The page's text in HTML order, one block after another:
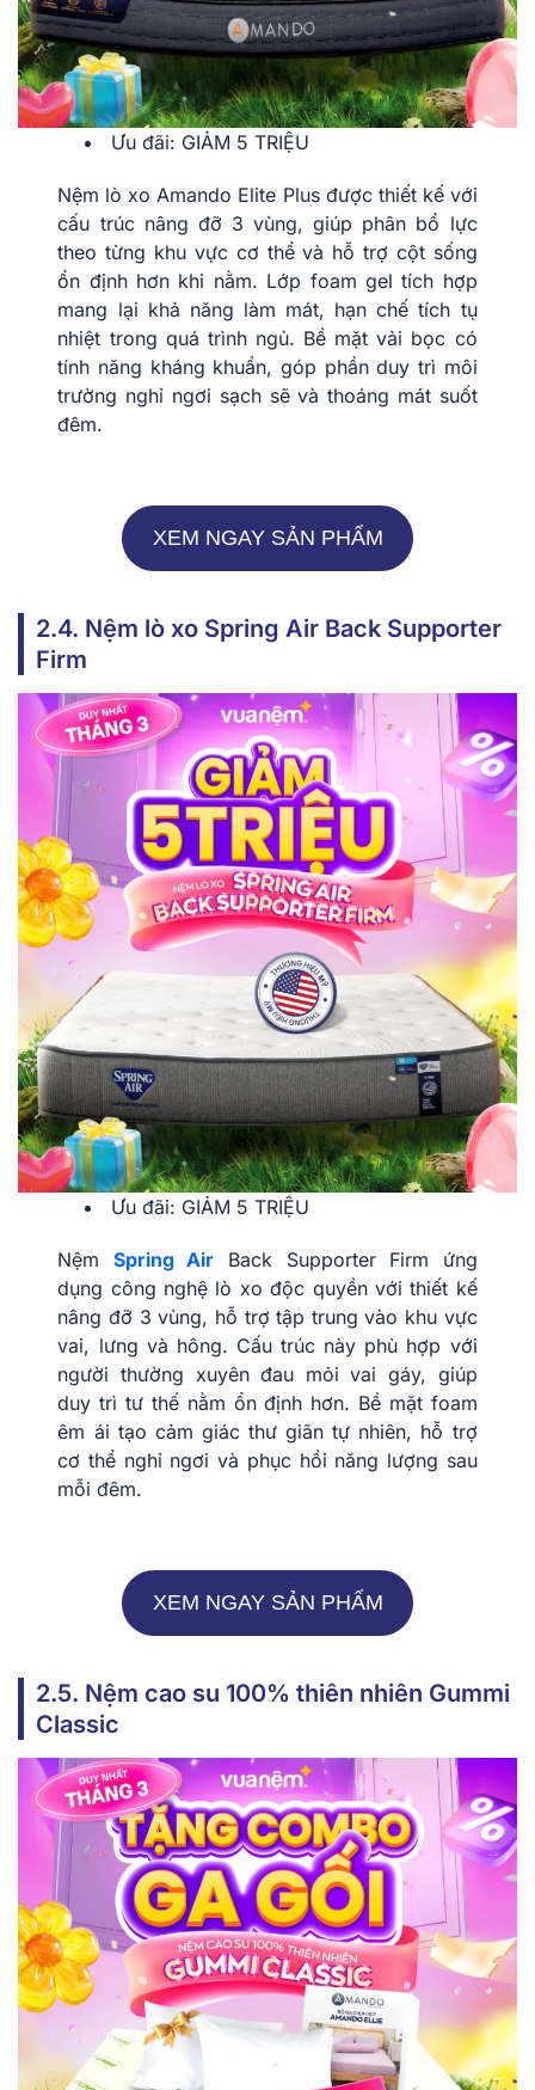
Ưu đãi: GIẢM 5 TRIỆU
Nệm lò xo Amando Elite Plus được thiết kế với
cấu trúc nâng đỡ 3 vùng, giúp phân bổ lực
theo từng khu vực cơ thể và hỗ trợ cột sống
ổn định hơn khi nằm. Lớp foam gel tích hợp
mang lại khả năng làm mát, hạn chế tích tụ
nhiệt trong quá trình ngủ. Bề mặt vải bọc có
tính năng kháng khuẩn, góp phần duy trì môi
trường nghỉ ngơi sạch sẽ và thoáng mát suốt
đêm.
XEM NGAY SẢN PHẨM
2.4. Nệm lò xo Spring Air Back Supporter
Firm
Ưu đãi: GIẢM 5 TRIỆU
Nệm Spring Air Back Supporter Firm ứng
dụng công nghệ lò xo độc quyền với thiết kế
nâng đỡ 3 vùng, hỗ trợ tập trung vào khu vực
vai, lưng và hông. Cấu trúc này phù hợp với
người thường xuyên đau mỏi vai gáy, giúp
duy trì tư thế nằm ổn định hơn. Bề mặt foam
êm ái tạo cảm giác thư giãn tự nhiên, hỗ trợ
cơ thể nghỉ ngơi và phục hồi năng lượng sau
mỗi đêm.
XEM NGAY SẢN PHẨM
2.5. Nệm cao su 100% thiên nhiên Gummi
Classic